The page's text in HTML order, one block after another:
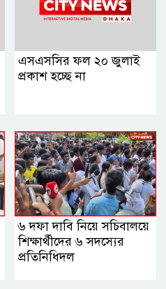
এসএসসির ফল ২০ জুলাই
প্রকাশ হচ্ছে না
৬ দফা দাবি নিয়ে সচিবালয়ে
শিক্ষার্থীদের ৬ সদস্যের
প্রতিনিধিদল